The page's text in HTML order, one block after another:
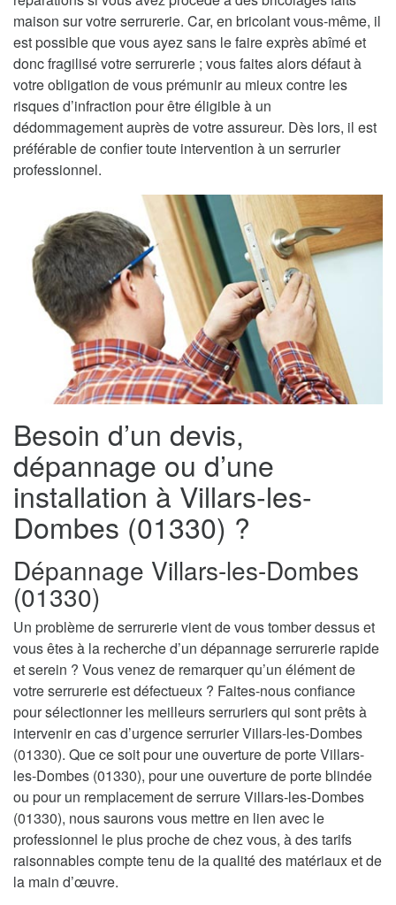
maison sur votre serrurerie. Car, en bricolant vous-même, il
est possible que vous ayez sans le faire exprès abîmé et
donc fragilisé votre serrurerie ; vous faites alors défaut à
votre obligation de vous prémunir au mieux contre les
risques d’infraction pour être éligible à un
dédommagement auprès de votre assureur. Dès lors, il est
préférable de confier toute intervention à un serrurier
professionnel.
Besoin d’un devis,
dépannage ou d’une
installation à Villars-les-
Dombes (01330) ?
Dépannage Villars-les-Dombes
(01330)
Un problème de serrurerie vient de vous tomber dessus et
vous êtes à la recherche d’un dépannage serrurerie rapide
et serein ? Vous venez de remarquer qu’un élément de
votre serrurerie est défectueux ? Faites-nous confiance
pour sélectionner les meilleurs serruriers qui sont prêts à
intervenir en cas d’urgence serrurier Villars-les-Dombes
(01330). Que ce soit pour une ouverture de porte Villars-
les-Dombes (01330), pour une ouverture de porte blindée
ou pour un remplacement de serrure Villars-les-Dombes
(01330), nous saurons vous mettre en lien avec le
professionnel le plus proche de chez vous, à des tarifs
raisonnables compte tenu de la qualité des matériaux et de
la main d’œuvre.